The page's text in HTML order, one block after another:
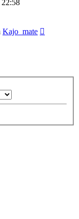
22:58
Kajo_mate